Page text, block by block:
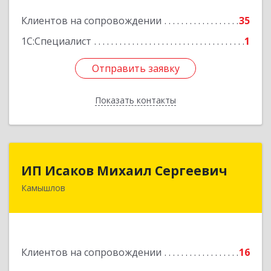
Клиентов на сопровождении
35
1С:Специалист
1
Отправить заявку
Показать контакты
Подробнее
Отправить заявку
Назад
ИП Исаков Михаил Сергеевич
Камышлов
Клиентов на сопровождении 16
624860, Свердловская обл, Камышлов г, Ленина